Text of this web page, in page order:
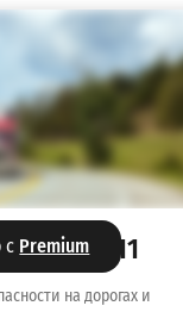
с Premium №11
на дорогах и